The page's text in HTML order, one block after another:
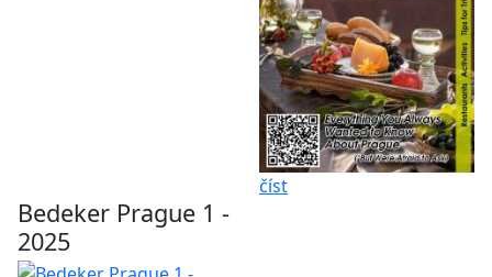
číst
Bedeker Prague 1 -
2025